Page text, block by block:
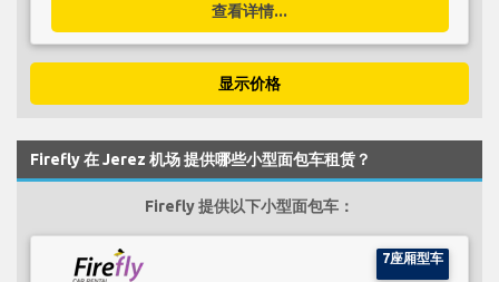
查看详情...
显示价格
Firefly 在 Jerez 机场 提供哪些小型面包车租赁？
Firefly 提供以下小型面包车：
7座厢型车